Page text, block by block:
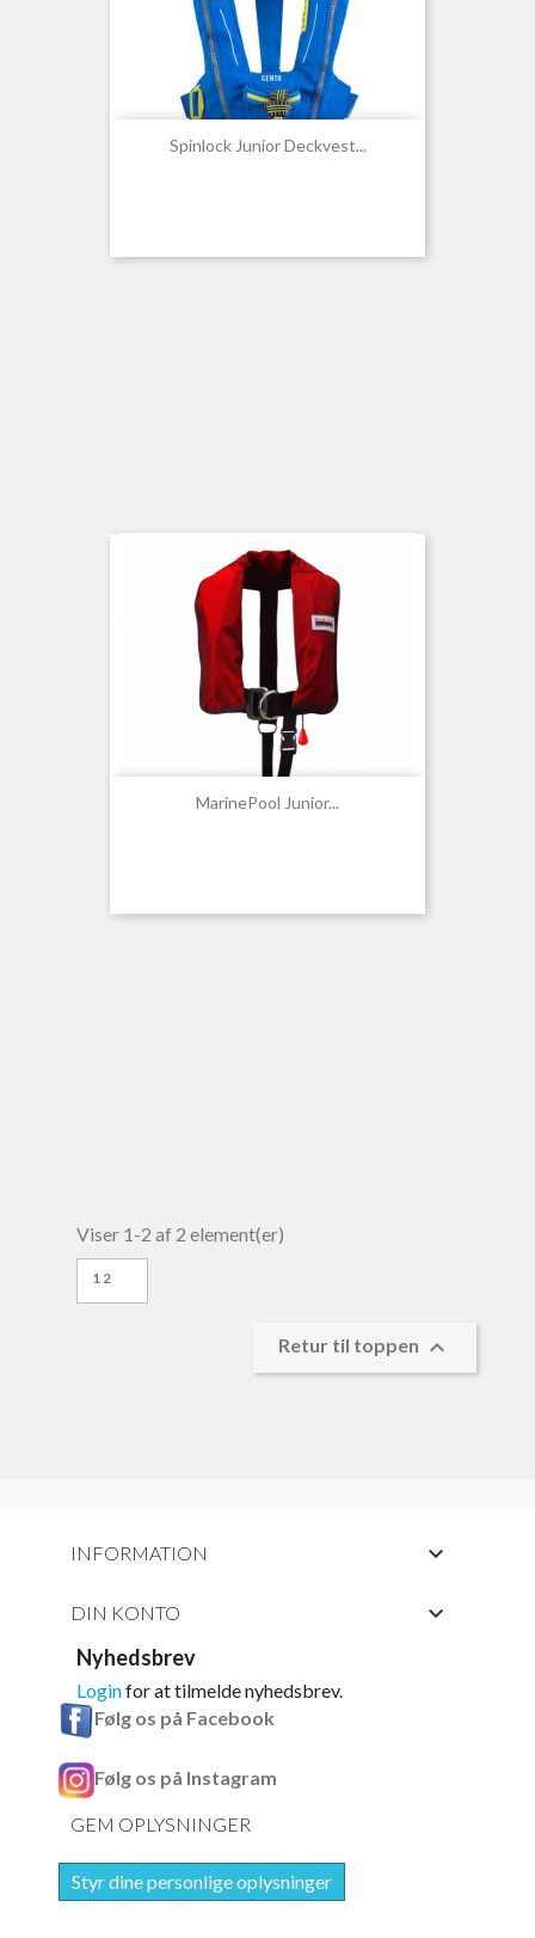
Spinlock Junior Deckvest...
MarinePool Junior...
Viser 1-2 af 2 element(er)
12
Retur til toppen 
INFORMATION 
DIN KONTO 
Nyhedsbrev
Loginfor at tilmelde nyhedsbrev.
Følg os på Facebook
Følg os på Instagram
GEM OPLYSNINGER
Styr dine personlige oplysninger